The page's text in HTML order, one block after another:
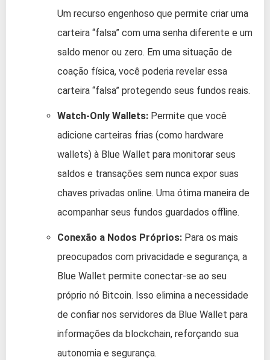
Um recurso engenhoso que permite criar uma
carteira “falsa” com uma senha diferente e um
saldo menor ou zero. Em uma situação de
coação física, você poderia revelar essa
carteira “falsa” protegendo seus fundos reais.
Watch-Only Wallets: Permite que você
adicione carteiras frias (como hardware
wallets) à Blue Wallet para monitorar seus
saldos e transações sem nunca expor suas
chaves privadas online. Uma ótima maneira de
acompanhar seus fundos guardados offline.
Conexão a Nodos Próprios: Para os mais
preocupados com privacidade e segurança, a
Blue Wallet permite conectar-se ao seu
próprio nó Bitcoin. Isso elimina a necessidade
de confiar nos servidores da Blue Wallet para
informações da blockchain, reforçando sua
autonomia e segurança.